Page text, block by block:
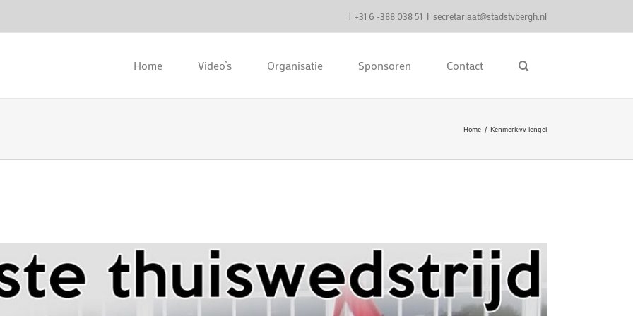
T +31 6 -388 038 51 | secretariaat@stadstvbergh.nl
Home Video’s Organisatie Sponsoren Contact
Home Kenmerk:vv lengel